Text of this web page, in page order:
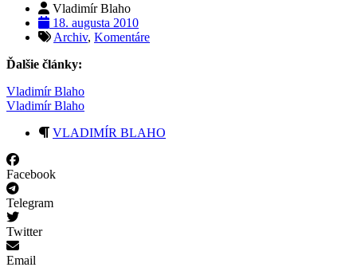
Vladimír Blaho
18. augusta 2010
Archiv, Komentáre
Ďalšie články:
Vladimír Blaho
Vladimír Blaho
VLADIMÍR BLAHO
Facebook
Telegram
Twitter
Email